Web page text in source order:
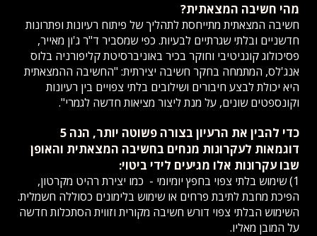
מהי חשיבה המצאתית?
חשיבה המצאתית מתייחסת לתהליך של פיתוח רעיונות ופתרונות
חדשניים ובלתי שגרתיים לבעיות. כפי שמסביר ד"ר ג'ון מאייר,
פסיכולוג קוגניטיבי וחוקר בכיר באוניברסיטת קליפורניה בלוס
אנג'לס, המתמחה בחקר חשיבה יצירתית: "החשיבה ההמצאתית
היא יכולת לבצע חיבורים ושילובים בלתי צפויים בין רעיונות
וקונספטים שונים, על מנת ליצור מציאות חדשה לגמרי".
כדי להבין את הרעיון בצורה פשוטה יותר, הנה 5
דוגמאות לעקרונות מנחים בחשיבה המצאתית והאופן
שבו עקרונות אלו מגיעים לידי ביטוי:
1) שימוש בלתי צפוי בחפץ יומיומי - כמו יצירת רהיט מקרטון,
הפיכת מחבת לתיבת פרחים או שימוש בלימונים כסוללה חשמלית.
השימוש הבלתי צפוי דורש חשיבה מקורית וזווית הסתכלות חדשה
על המובן מאליו.